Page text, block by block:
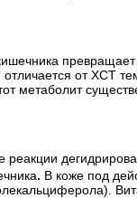
от ХСТ
метаболит
реакции
. В коже под